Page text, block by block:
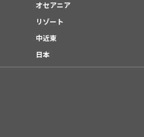
オセアニア
リゾート
中近東
日本